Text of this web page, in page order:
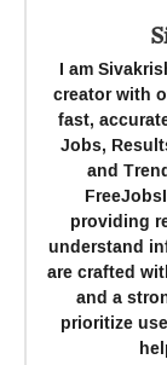
I am
creator with
fast,
Jobs,
and
providing
understand
are crafted
and a
prioritize